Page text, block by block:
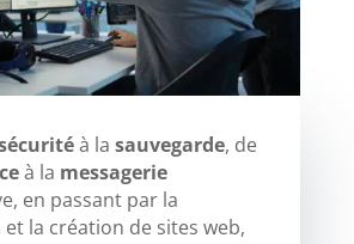
à la sauvegarde, de
à la messagerie
en passant par la
la création de sites web,